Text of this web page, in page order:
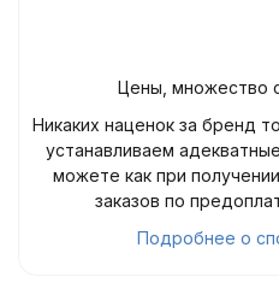
Цены, множество
Никаких наценок за бренд
устанавливаем
можете как при
заказов по
Подробнее о